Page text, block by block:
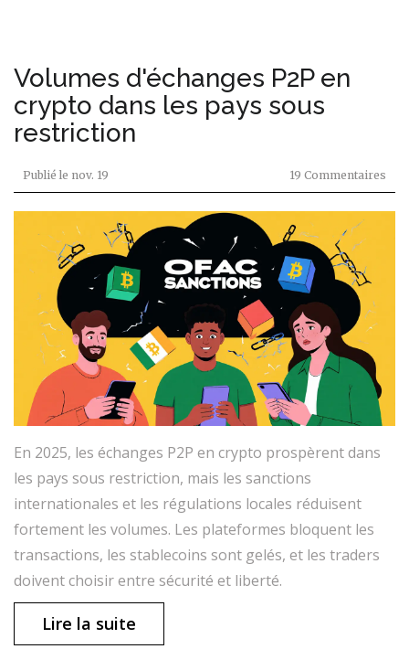
Volumes d'échanges P2P en
crypto dans les pays sous
restriction
Publié le nov. 19 19 Commentaires
En 2025, les échanges P2P en crypto prospèrent dans
les pays sous restriction, mais les sanctions
internationales et les régulations locales réduisent
fortement les volumes. Les plateformes bloquent les
transactions, les stablecoins sont gelés, et les traders
doivent choisir entre sécurité et liberté.
Lire la suite